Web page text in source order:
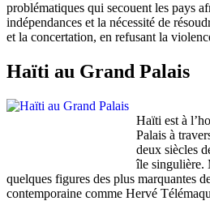
problématiques qui secouent les pays
indépendances et la nécessité de
et la concertation, en refusant la
Haïti au Grand Palais
Haïti est à
Palais à
deux siècles
île singulière.
quelques figures des plus marquantes
contemporaine comme Hervé